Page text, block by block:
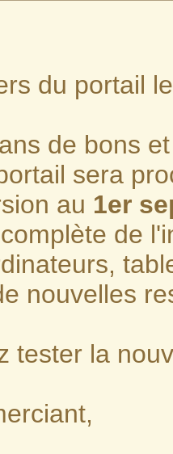
du portail
de bons
sera
au 1er
de
nouvelles
tester la